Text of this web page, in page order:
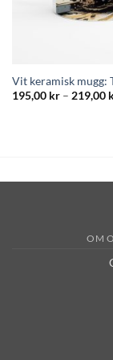
Vit keramisk mugg:
195,00 kr – 219,00
OM